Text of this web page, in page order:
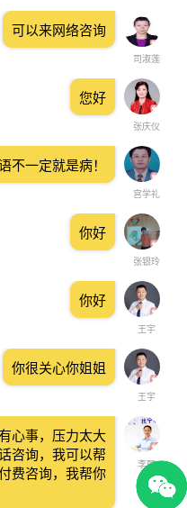
司淑莲
可以来网络咨询
张庆仪
您好
宫学礼
不一定就是病！
张银玲
你好
王宇
你好
王宇
你很关心你姐姐
李丽
心事，压力太大
咨询，我可以帮
费咨询，我帮你